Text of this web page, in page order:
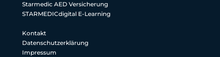
Starmedic AED Versicherung
STARMEDICdigital E-Learning
Kontakt
Datenschutzerklärung
Impressum